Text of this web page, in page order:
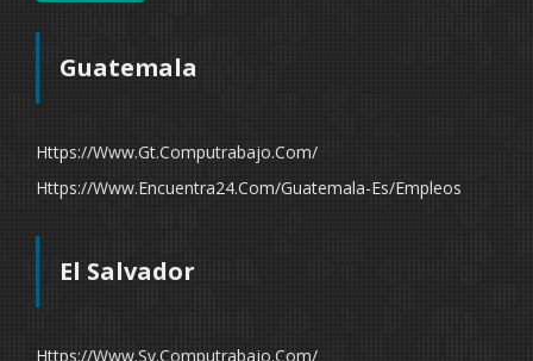
Guatemala
Https://www.gt.computrabajo.com/
Https://www.encuentra24.com/guatemala-Es/empleos
El Salvador
Https://www.sv.computrabajo.com/